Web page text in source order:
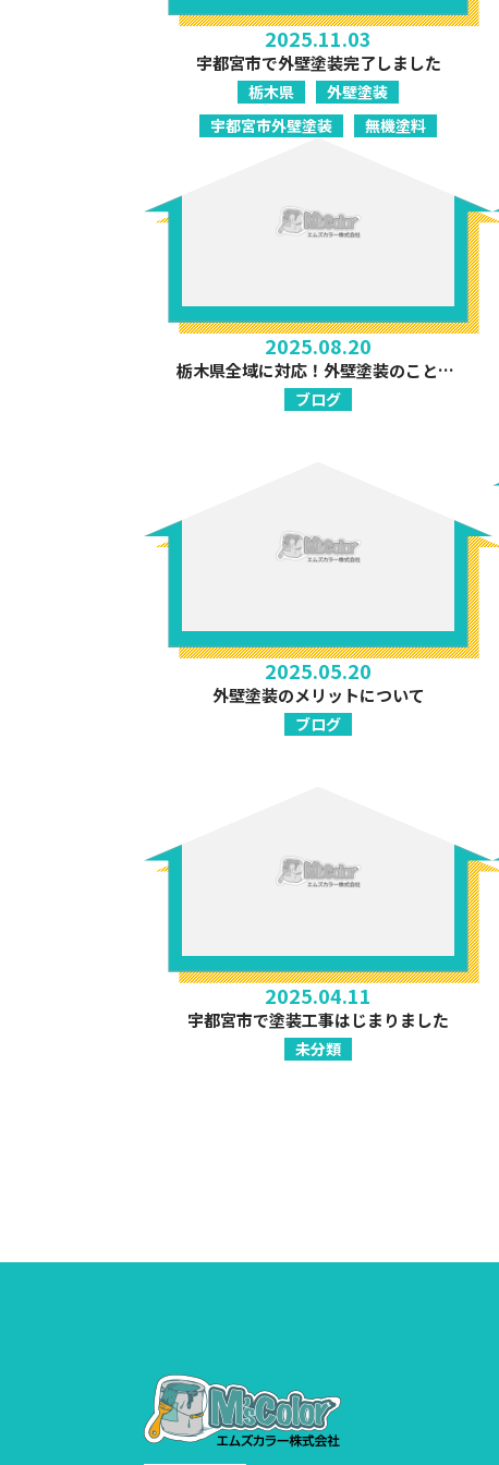
2025.11.03
宇都宮市で外壁塗装完了しました
栃木県
外壁塗装
宇都宮市外壁塗装
無機塗料
2025.08.20
栃木県全域に対応！外壁塗装のことならお気軽にご相談ください！
ブログ
2025.05.20
外壁塗装のメリットについて
ブログ
2025.04.11
宇都宮市で塗装工事はじまりました
未分類